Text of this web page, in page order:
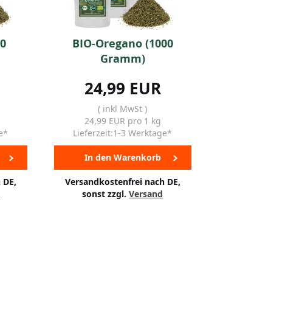
BIO-Oregano (1000
Gramm)
24,99 EUR
( inkl MwSt )
24,99 EUR pro 1 kg
Lieferzeit:1-3 Werktage*
In den Warenkorb
Versandkostenfrei nach DE,
sonst zzgl.Versand